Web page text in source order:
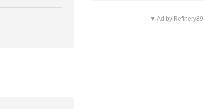
▼ Ad by Refinery89